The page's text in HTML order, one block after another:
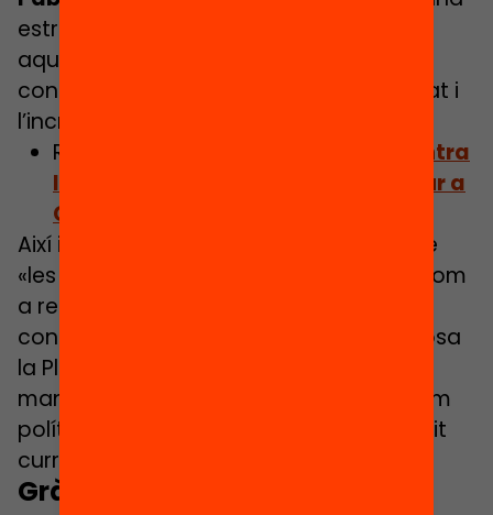
estratègia de deu eixos per combatre
aquesta problemàtica des de la lluita
contra la segregació, el treball coordinat i
l’increment de l’orientació.
Relacionat:
Una agenda de xoc contra
l’abandonament escolar prematur a
Catalunya
Així i tot, Rosalina Alcalde considera que
«les coses han anat millorant però no com
a resultat d’una política clara i valenta
contra l’abandonament», per la qual cosa
la Plataforma Zero Abandonament es
manté expectant a l’anunci. «Necessitem
polítiques que vagin més enllà de l’àmbit
curricular», rebla la directora.
Gràcies a: